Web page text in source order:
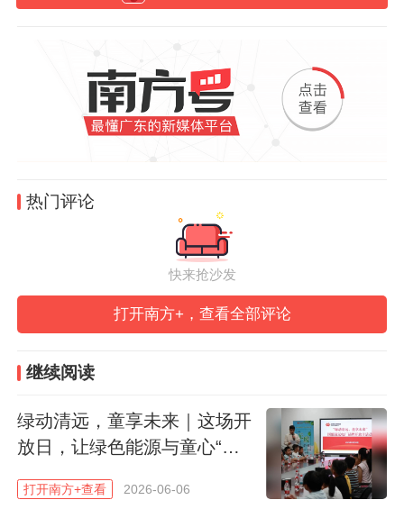
携手蔚来汽车联合打造，落地园区绿色低碳
化的咖啡废弃物再生利用为核心，通过咖啡
渣循环种植、绿色文创推广、品牌公益联
动、萌趣IP互动等多元沉浸式体验，把枯燥
的环保知识变成可看、可学、可动手的趣味
课堂，让低碳理念走进每个家庭，扎根城市
热门评论
快来抢沙发
打开南方+，查看全部评论
继续阅读
绿动清远，童享未来｜这场开
放日，让绿色能源与童心“零
打开南方+查看 2026-06-06